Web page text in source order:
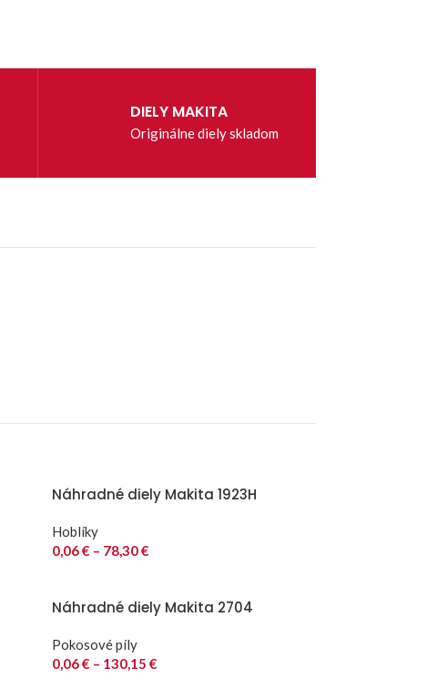
DIELY MAKITA
Originálne diely skladom
Náhradné diely Makita 1923H
Hoblíky
0,06€ – 78,30€
Náhradné diely Makita 2704
Pokosové píly
0,06€ – 130,15 €